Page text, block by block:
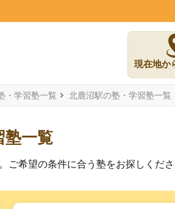
現在地か
・学習塾一覧 北鹿沼駅の塾・学習塾一覧
塾一覧
希望の条件に合う塾をお探しくださ